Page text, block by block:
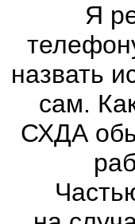
Я
назвать
сам.
СХДА
Частью